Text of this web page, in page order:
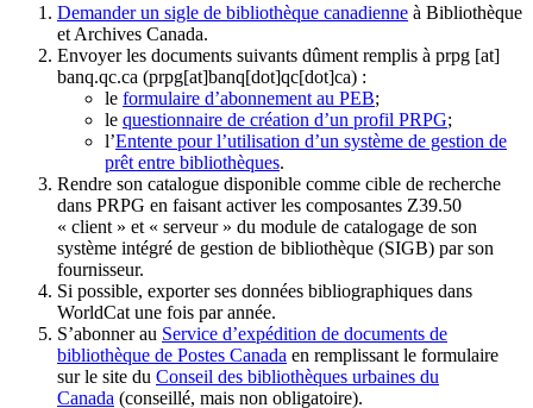
Demander un sigle de bibliothèque canadienne à Bibliothèque
et Archives Canada.
Envoyer les documents suivants dûment remplis à prpg [at]
banq.qc.ca (prpg[at]banq[dot]qc[dot]ca) :
le formulaire d’abonnement au PEB;
le questionnaire de création d’un profil PRPG;
l’Entente pour l’utilisation d’un système de gestion de
prêt entre bibliothèques.
Rendre son catalogue disponible comme cible de recherche
dans PRPG en faisant activer les composantes Z39.50
« client » et « serveur » du module de catalogage de son
système intégré de gestion de bibliothèque (SIGB) par son
fournisseur.
Si possible, exporter ses données bibliographiques dans
WorldCat une fois par année.
S’abonner au Service d’expédition de documents de
bibliothèque de Postes Canada en remplissant le formulaire
sur le site du Conseil des bibliothèques urbaines du
Canada (conseillé, mais non obligatoire).